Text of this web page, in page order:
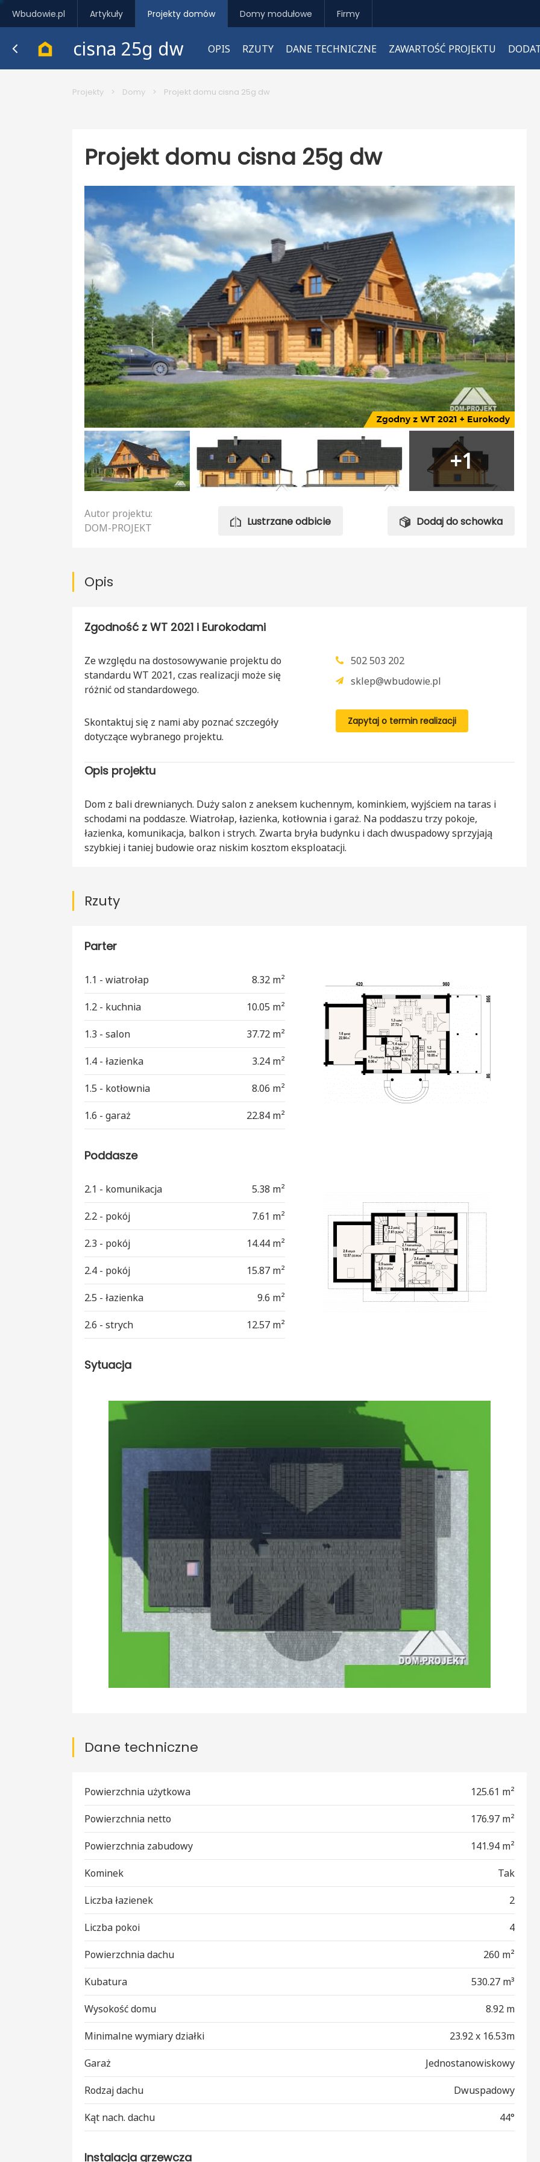
Wbudowie.pl Artykuły Projekty domów Domy modułowe Firmy
cisna 25g dw OPIS RZUTY DANE TECHNICZNE ZAWARTOŚĆ PROJEKTU
Projekty > Domy > Projekt domu cisna 25g dw
Projekt domu cisna 25g dw
+1
Autor projektu:
DOM-PROJEKT
Lustrzane odbicie Dodaj do schowka
Opis
Zgodność z WT 2021 i Eurokodami
Ze względu na dostosowywanie projektu do
standardu WT 2021, czas realizacji może się
różnić od standardowego.
Skontaktuj się z nami aby poznać szczegóły
dotyczące wybranego projektu.
502 503 202
sklep@wbudowie.pl
Zapytaj o termin realizacji
Opis projektu
Dom z bali drewnianych. Duży salon z aneksem kuchennym, kominkiem, wyjściem na taras i
schodami na poddasze. Wiatrołap, łazienka, kotłownia i garaż. Na poddaszu trzy pokoje,
łazienka, komunikacja, balkon i strych. Zwarta bryła budynku i dach dwuspadowy sprzyjają
szybkiej i taniej budowie oraz niskim kosztom eksploatacji.
Rzuty
Parter
1.1 - wiatrołap 8.32 m²
1.2 - kuchnia 10.05 m²
1.3 - salon 37.72 m²
1.4 - łazienka 3.24 m²
1.5 - kotłownia 8.06 m²
1.6 - garaż 22.84 m²
Poddasze
2.1 - komunikacja 5.38 m²
2.2 - pokój 7.61 m²
2.3 - pokój 14.44 m²
2.4 - pokój 15.87 m²
2.5 - łazienka 9.6 m²
2.6 - strych 12.57 m²
Sytuacja
Dane techniczne
Powierzchnia użytkowa 125.61 m²
Powierzchnia netto 176.97 m²
Powierzchnia zabudowy 141.94 m²
Kominek Tak
Liczba łazienek 2
Liczba pokoi 4
Powierzchnia dachu 260 m²
Kubatura 530.27 m³
Wysokość domu 8.92 m
Minimalne wymiary działki 23.92 x 16.53m
Garaż Jednostanowiskowy
Rodzaj dachu Dwuspadowy
Kąt nach. dachu 44°
Instalacja grzewcza